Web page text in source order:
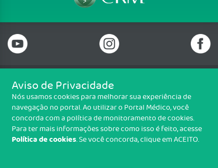
Telefone: 69 99912-5448
Email: protocolo@cremero.org.br
Avenida dos Imigrantes, 3414, Liberdade, Porto Velho/RO - CEP: 76803-
850
Copyright CREMERO. Todos os direitos reservados.
Aviso de Privacidade
Nós usamos cookies para melhorar sua experiência de
navegação no portal. Ao utilizar o Portal Médico, você
concorda com a política de monitoramento de cookies.
Para ter mais informações sobre como isso é feito, acesse
Política de cookies. Se você concorda, clique em ACEITO.